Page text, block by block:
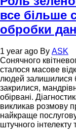
все більше
обробки
1 year ago By ASK
Сонячного
сталося масове
людей залишилися
закрилися,
обірвані.
викликав розмову
найкраще
штучного